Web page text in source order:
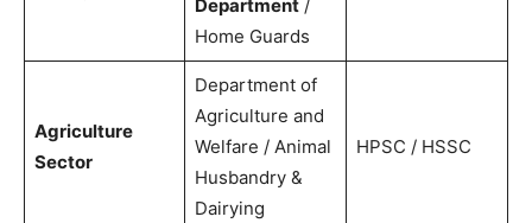
Department/
Home Guards
Agriculture
Sector
Department of
Agriculture and
Welfare / Animal
Husbandry &
Dairying
HPSC / HSSC